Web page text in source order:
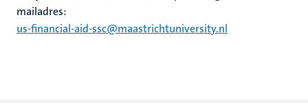
mailadres:
us-financial-aid-ssc@maastrichtuniversity.nl